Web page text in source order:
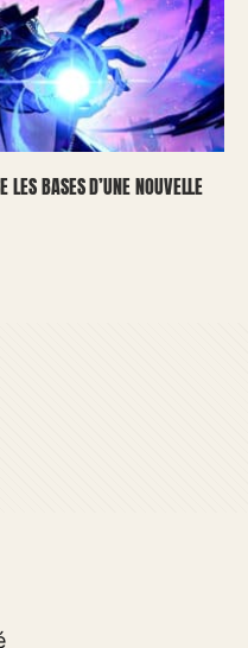
LES BASES D’UNE NOUVELLE